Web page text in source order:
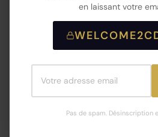
en laissant votre
Pas de spam. Désinscription
Accueil Montres